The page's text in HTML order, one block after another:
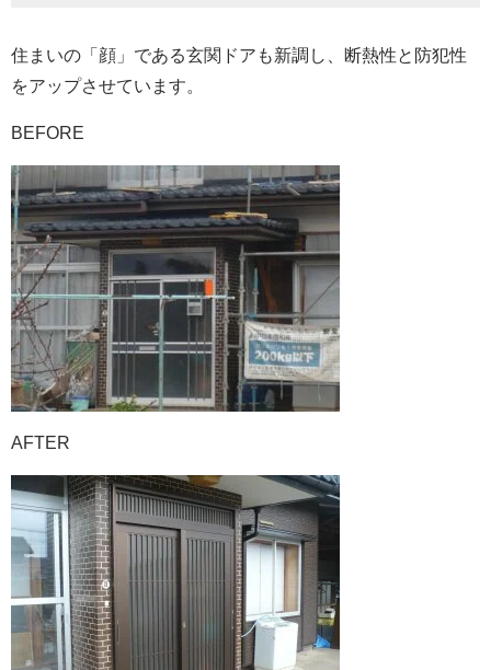
住まいの「顔」である玄関ドアも新調し、断熱性と防犯性
をアップさせています。
BEFORE
AFTER